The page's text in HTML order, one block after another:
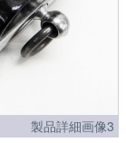
製品詳細画像3